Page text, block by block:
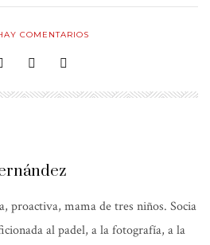
COMENTARIOS
proactiva, mama de tres niños. Socia
al padel, a la fotografía, a la